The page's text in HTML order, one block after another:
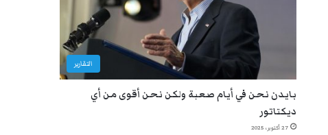
التقارير
بايدن نحن في أيام صعبة ولكن نحن أقوى من أي
ديكتاتور
27 أكتوبر، 2025